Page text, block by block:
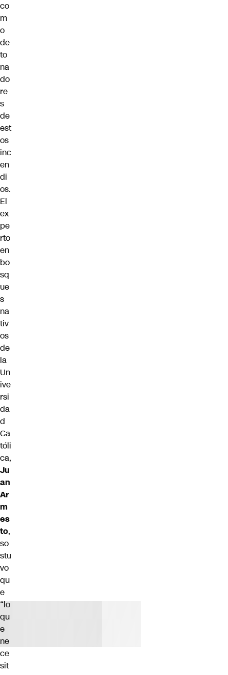
co
m
o
de
to
na
do
re
s
de
est
os
inc
en
di
os.
El
ex
pe
rto
en
bo
sq
ue
s
na
tiv
os
de
la
Un
ive
rsi
da
d
Ca
tóli
ca,
Ju
an
Ar
m
es
to,
so
stu
vo
qu
e
“lo
qu
e
ne
ce
sit